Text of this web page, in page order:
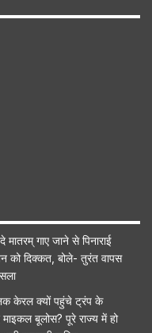
मातरम् गाए जाने से पिनाराई
को दिक्कत, बोले- तुरंत वापस
केरल क्यों पहुंचे ट्रंप के
माइकल बूलोस? पूरे राज्य में हो